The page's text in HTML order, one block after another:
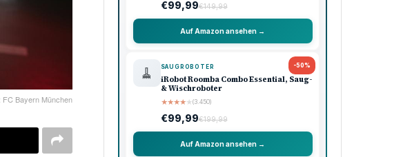
FC Bayern München
€99,99€149,99
Auf Amazon ansehen →
-50%
🧹 SAUGROBOTER
iRobot Roomba Combo Essential, Saug-
& Wischroboter
★★★★★(3.450)
€99,99€199,99
Auf Amazon ansehen →